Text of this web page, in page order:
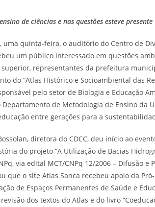
de ciências e nas questões esteve presente
quinta-feira, o auditório do Centro de
um público interessado em questões
representantes da prefeitura
do “Atlas Histórico e Socioambiental das
pelo setor de Biologia e Educação
de Metodologia de Ensino da
entre gerações para a
diretora do CDCC, deu início ao
do projeto “A Utilização de Bacias
via edital MCT/CNPq 12/2006 – Difusão
que o site Atlas Sanca recebeu apoio da
de Espaços Permanentes de Saúde e
dos textos do Atlas e do livro